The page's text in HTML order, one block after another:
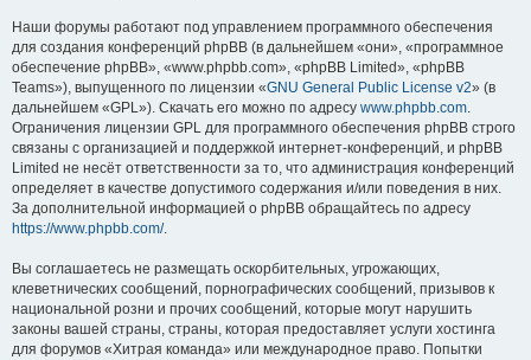
Наши форумы работают под управлением программного обеспечения
для создания конференций phpBB (в дальнейшем «они», «программное
обеспечение phpBB», «www.phpbb.com», «phpBB Limited», «phpBB
Teams»), выпущенного по лицензии «GNU General Public License v2» (в
дальнейшем «GPL»). Скачать его можно по адресу www.phpbb.com.
Ограничения лицензии GPL для программного обеспечения phpBB строго
связаны с организацией и поддержкой интернет-конференций, и phpBB
Limited не несёт ответственности за то, что администрация конференций
определяет в качестве допустимого содержания и/или поведения в них.
За дополнительной информацией о phpBB обращайтесь по адресу
https://www.phpbb.com/.
Вы соглашаетесь не размещать оскорбительных, угрожающих,
клеветнических сообщений, порнографических сообщений, призывов к
национальной розни и прочих сообщений, которые могут нарушить
законы вашей страны, страны, которая предоставляет услуги хостинга
для форумов «Хитрая команда» или международное право. Попытки